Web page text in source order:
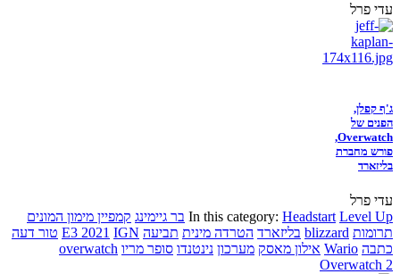
עדי פרל
ג'ף קפלן,
הפנים של
Overwatch,
פורש מחברת
בליזארד
עדי פרל
In this category: Headstart Level Up בר גיימינג קמפיין מימון המונים
תרומות blizzard בליזארד הטרדה מינית תביעה E3 2021 IGN
טור דעה
כתבה Wario אילון מאסק מערכון נינטנדו סופר מריו overwatch
Overwatch 2